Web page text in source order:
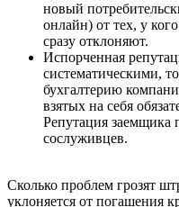
новый
онлайн) от тех, у
сразу отклоняют.
Испорченная
систематическими,
бухгалтерию
взятых на себя
Репутация заемщика
сослуживцев.
Сколько проблем грозят
уклоняется от погашения